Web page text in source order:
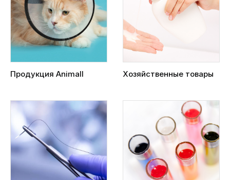
Продукция Animall Хозяйственные товары